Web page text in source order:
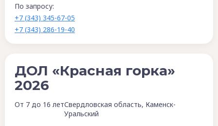
По запросу:
+7 (343) 345-67-05
+7 (343) 286-19-40
ДОЛ «Красная горка»
2026
От 7 до 16 летСвердловская область, Каменск-
Уральский